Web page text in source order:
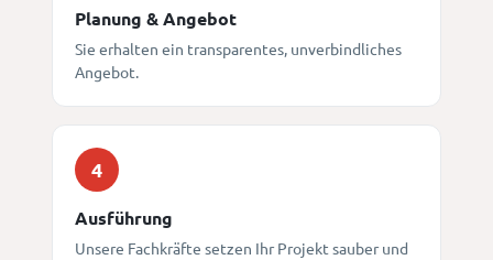
Planung & Angebot
Sie erhalten ein transparentes, unverbindliches
Angebot.
4
Ausführung
Unsere Fachkräfte setzen Ihr Projekt sauber und